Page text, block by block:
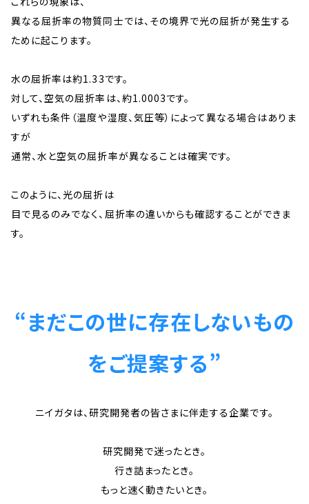
異なる屈折率の物質同士では、その境界で光の屈折が発生する
ために起こります。
水の屈折率は約1.33です。
対して、空気の屈折率は、約1.0003です。
いずれも条件（温度や湿度、気圧等）によって異なる場合はありま
すが
通常、水と空気の屈折率が異なることは確実です。
このように、光の屈折は
目で見るのみでなく、屈折率の違いからも確認することができま
す。
“まだこの世に存在しないもの
をご提案する”
ニイガタは、研究開発者の皆さまに伴走する企業です。
研究開発で迷ったとき。
行き詰まったとき。
もっと速く動きたいとき。